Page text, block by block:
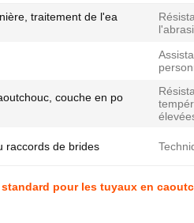
traitement de l'ea
couche en po
raccords de brides
pour les tuyaux en